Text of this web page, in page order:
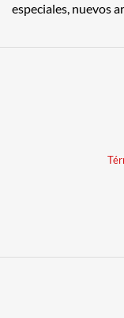
especiales, nuevos